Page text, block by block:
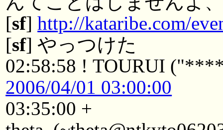
[sf]http://kataribe.com/
[sf] やっつけた
02:58:58 ! TOURUI
2006/04/01 03:00:00
03:35:00 +